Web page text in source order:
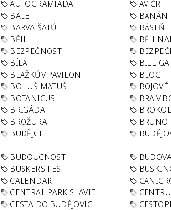
AUTOGRAMIÁDA AV ČR
BALET BANÁN
BARVA ŠATŮ BÁSEŇ
BĚH BĚH
BEZPEČNOST
BÍLÁ BILL
BLAŽKŮV PAVILON BLOG
BOHUŠ MATUŠ
BOTANICUS
BRIGÁDA
BROŽURA BRUNO
BUDĚJCE
BUDOUCNOST
BUSKERS FEST
CALENDAR
CENTRAL PARK SLAVIE
CESTA DO BUDĚJOVIC